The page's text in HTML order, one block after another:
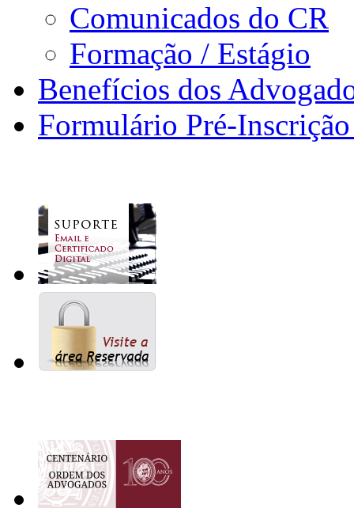
Comunicados do CR
Formação / Estágio
Benefícios dos
Formulário Pré-